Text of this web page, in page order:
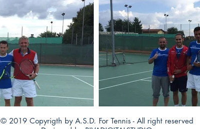
© 2019 Copyrigth by A.S.D. For Tennis - All right reserved